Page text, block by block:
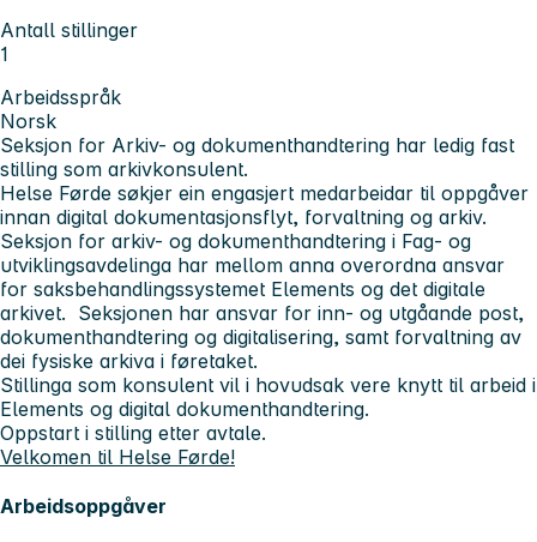
Antall stillinger
1
Arbeidsspråk
Norsk
Seksjon for Arkiv- og dokumenthandtering har ledig fast
stilling som arkivkonsulent.
Helse Førde søkjer ein engasjert medarbeidar til oppgåver
innan digital dokumentasjonsflyt, forvaltning og arkiv.
Seksjon for arkiv- og dokumenthandtering i Fag- og
utviklingsavdelinga har mellom anna overordna ansvar
for saksbehandlingssystemet Elements og det digitale
arkivet. Seksjonen har ansvar for inn- og utgåande post,
dokumenthandtering og digitalisering, samt forvaltning av
dei fysiske arkiva i føretaket.
Stillinga som konsulent vil i hovudsak vere knytt til arbeid i
Elements og digital dokumenthandtering.
Oppstart i stilling etter avtale.
Velkomen til Helse Førde!
Arbeidsoppgåver